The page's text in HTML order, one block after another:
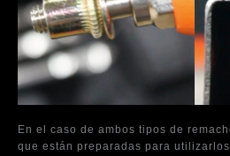
En el caso de ambos tipos de
que están preparadas para